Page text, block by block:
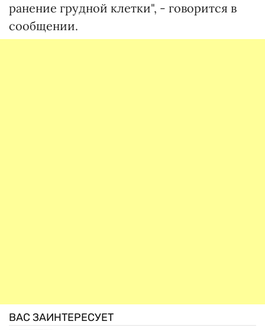
ранение грудной клетки", - говорится в
сообщении.
ВАС ЗАИНТЕРЕСУЕТ